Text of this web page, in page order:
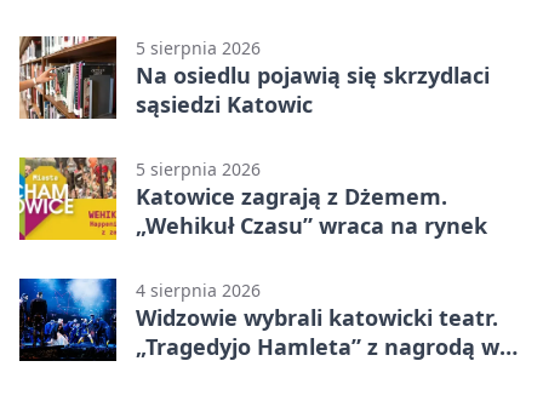
5 sierpnia 2026
Na osiedlu pojawią się skrzydlaci
sąsiedzi Katowic
5 sierpnia 2026
Katowice zagrają z Dżemem.
„Wehikuł Czasu” wraca na rynek
4 sierpnia 2026
Widzowie wybrali katowicki teatr.
„Tragedyjo Hamleta” z nagrodą w